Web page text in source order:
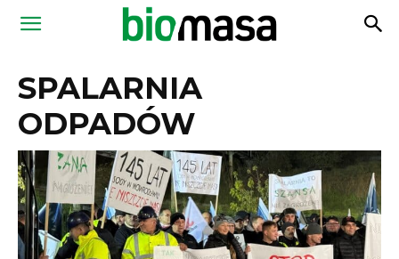
Magazyn
SPALARNIA
ODPADÓW